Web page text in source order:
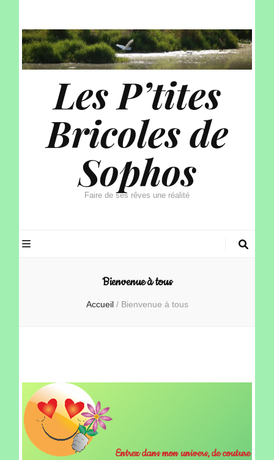
Les P’tites
Bricoles de
Sophos
Faire de ses rêves une réalité
Bienvenue à tous
Accueil / Bienvenue à tous
Entrez dans mon univers, de couture